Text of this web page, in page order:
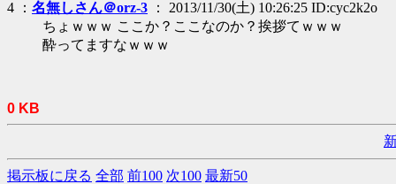
4 ： 名無しさん＠orz-3 ： 2013/11/30(土) 10:26:25 ID:cyc2k2o
ちょｗｗｗ ここか？ここなのか？挨拶てｗｗｗ
酔ってますなｗｗｗ
0 KB
掲示板に戻る 全部 前100 次100 最新50